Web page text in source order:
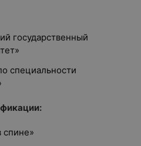
государственный
специальности